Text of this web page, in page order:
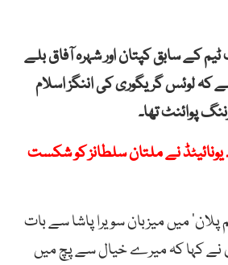
کے سابق کپتان اور شہرہ آفاق بلے
کہ لوئس گریگوری کی اننگز اسلام
پوائنٹ تھا۔
یونائیٹڈ نے ملتان سلطانز کو شکست
پلان‘ میں میزبان سویرا پاشا سے بات
نے کہا کہ میرے خیال سے پچ میں